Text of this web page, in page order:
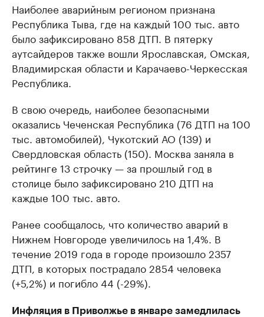
Наиболее аварийным регионом признана
Республика Тыва, где на каждый 100 тыс. авто
было зафиксировано 858 ДТП. В пятерку
аутсайдеров также вошли Ярославская, Омская,
Владимирская области и Карачаево-Черкесская
Республика.
В свою очередь, наиболее безопасными
оказались Чеченская Республика (76 ДТП на 100
тыс. автомобилей), Чукотский АО (139) и
Свердловская область (150). Москва заняла в
рейтинге 13 строчку — за прошлый год в
столице было зафиксировано 210 ДТП на
каждые 100 тыс. авто.
Ранее cообщалось, что количество аварий в
Нижнем Новгороде увеличилось на 1,4%. В
течение 2019 года в городе произошло 2357
ДТП, в которых пострадало 2854 человека
(+5,2%) и погибло 44 (-29%).
Инфляция в Приволжье в январе замедлилась